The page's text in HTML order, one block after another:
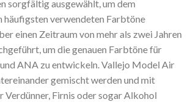
sorgfältig ausgewählt, um dem
häufigsten verwendeten Farbtöne
einen Zeitraum von mehr als zwei Jahren
um die genauen Farbtöne für
und ANA zu entwickeln. Vallejo Model Air
gemischt werden und mit
Verdünner, Firnis oder sogar Alkohol